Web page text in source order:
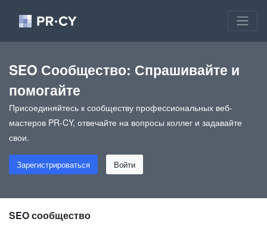
SEO Сообщество: Спрашивайте и
помогайте
Присоединяйтесь к сообществу профессиональных веб-
мастеров PR-CY, отвечайте на вопросы коллег и задавайте
свои.
Зарегистрироваться Войти
SEO сообщество